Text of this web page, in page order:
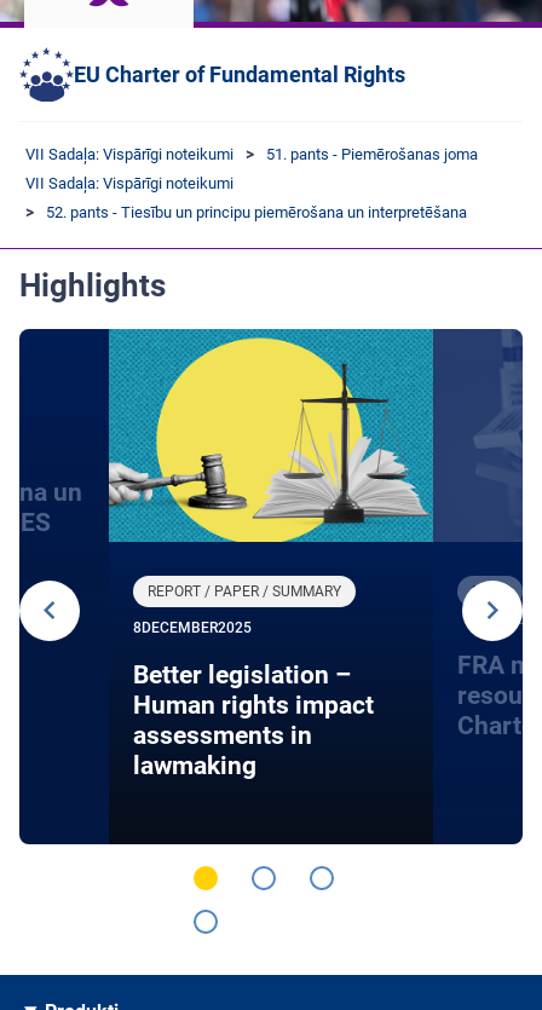
EU Charter of Fundamental Rights
VII Sadaļa: Vispārīgi noteikumi
51. pants - Piemērošanas joma
VII Sadaļa: Vispārīgi noteikumi
52. pants - Tiesību un principu piemērošana un interpretēšana
Highlights
un
ES
REPORT / PAPER / SUMMARY
8DECEMBER2025
Better legislation –
Human rights impact
assessments in
lawmaking
PAGE
22 JULY
FRA